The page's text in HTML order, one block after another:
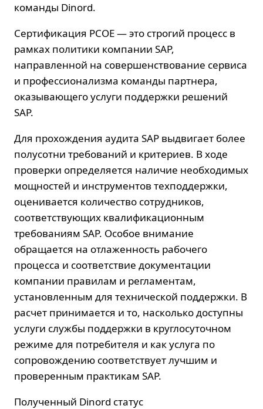
команды Dinord.
Сертификация PCOE — это строгий процесс в
рамках политики компании SAP,
направленной на совершенствование сервиса
и профессионализма команды партнера,
оказывающего услуги поддержки решений
SAP.
Для прохождения аудита SAP выдвигает более
полусотни требований и критериев. В ходе
проверки определяется наличие необходимых
мощностей и инструментов техподдержки,
оценивается количество сотрудников,
соответствующих квалификационным
требованиям SAP. Особое внимание
обращается на отлаженность рабочего
процесса и соответствие документации
компании правилам и регламентам,
установленным для технической поддержки. В
расчет принимается и то, насколько доступны
услуги службы поддержки в круглосуточном
режиме для потребителя и как услуга по
сопровождению соответствует лучшим и
проверенным практикам SAP.
Полученный Dinord статус